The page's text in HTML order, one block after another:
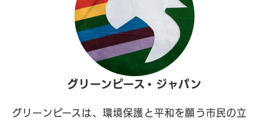
グリーンピース・ジャパン
グリーンピースは、環境保護と平和を願う市民の立